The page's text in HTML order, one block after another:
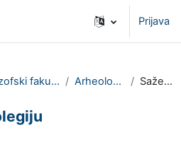
Prijava
Filozofski fakultet Arheologija Sažetak